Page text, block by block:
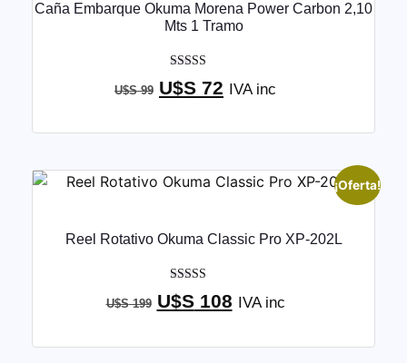
Caña Embarque Okuma Morena Power Carbon 2,10
Mts 1 Tramo
Valorado con
5.00
U$S99 U$S 72 IVA inc
¡Oferta!
Reel Rotativo Okuma Classic Pro XP-202L
Valorado con
5.00
U$S199 U$S108 IVA inc